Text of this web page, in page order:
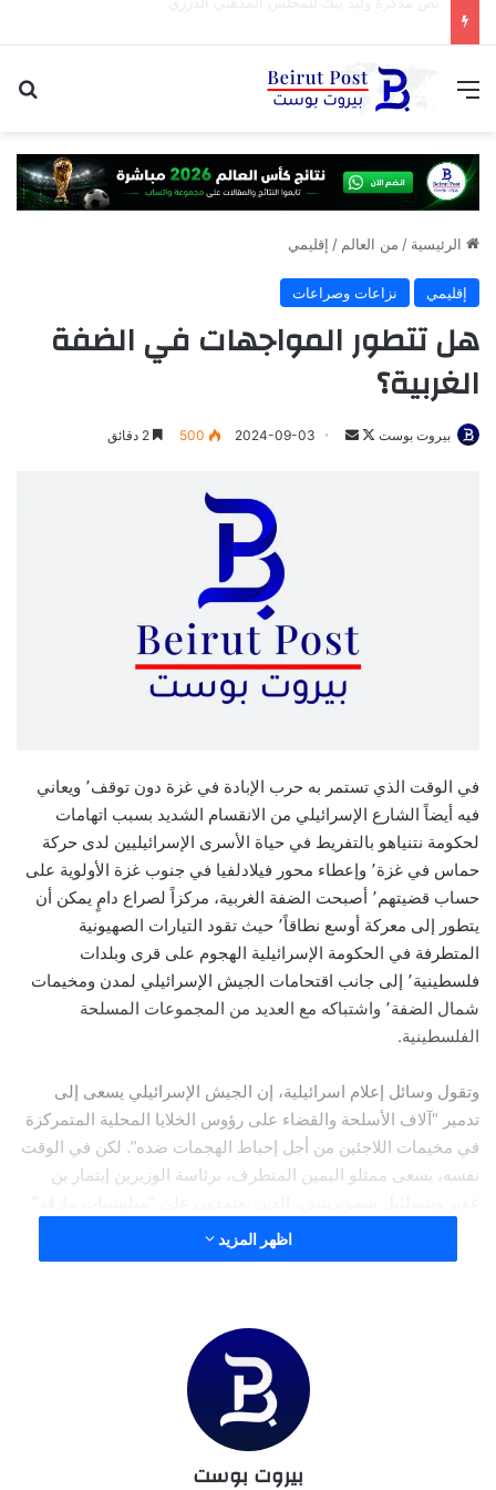
القائمة
الرئيسية / من العالم / إقليمي
إقليمي نزاعات وصراعات
هل تتطور المواجهات في الضفة
الغربية؟
بيروت بوست
تابعأرسل 2024-09-03
500
في الوقت الذي تستمر به حرب الإبادة في غزة دون توقف٬ ويعاني
فيه أيضاً الشارع الإسرائيلي من الانقسام الشديد بسبب اتهامات
لحكومة نتنياهو بالتفريط في حياة الأسرى الإسرائيليين لدى حركة
حماس في غزة٬ وإعطاء محور فيلادلفيا في جنوب غزة الأولوية على
حساب قضيتهم٬ أصبحت الضفة الغربية، مركزاً لصراع دامٍ يمكن أن
يتطور إلى معركة أوسع نطاقاً٬ حيث تقود التيارات الصهيونية
المتطرفة في الحكومة الإسرائيلية الهجوم على قرى وبلدات
فلسطينية٬ إلى جانب اقتحامات الجيش الإسرائيلي لمدن ومخيمات
شمال الضفة٬ واشتباكه مع العديد من المجموعات المسلحة
الفلسطينية.
وتقول وسائل إعلام اسرائيلية، إن الجيش الإسرائيلي يسعى إلى
تدمير “آلاف الأسلحة والقضاء على رؤوس الخلايا المحلية المتمركزة
في مخيمات اللاجئين من أجل إحباط الهجمات ضده”. لكن في الوقت
نفسه، يسعى ممثلو اليمين المتطرف، برئاسة الوزيرين إيتمار بن
من المستوطنين مسلحين، إلى خلق حقائق جديدة على الأرض من
شأنها أن “تقوض الحرب ضد الخلايا المسلحة”.
يرى الكاتب في صحيفة هآرتس٬ تسفي باريل، إن العمليات الأخيرة
في الضفة وخصيصاً في جنوبها إلى تقييم إسرائيلي مفاده أن هناك
تصعيد استثنائي وخطير في أسلوب عمل المجموعات المسلحة في
الضفة الغربية. ولكن بعيداً عن الجوانب التكتيكية لهذا الأسلوب من
العمل، والتي تذكرنا بأيام الانتفاضة الثانية القاتلة، فإنه من المبكر
اظهر المزيد
بيروت بوست